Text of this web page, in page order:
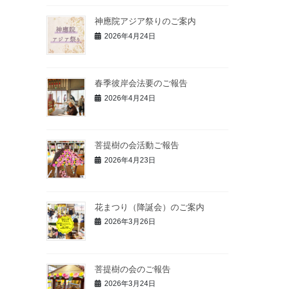
神應院アジア祭りのご案内
2026年4月24日
春季彼岸会法要のご報告
2026年4月24日
菩提樹の会活動ご報告
2026年4月23日
花まつり（降誕会）のご案内
2026年3月26日
菩提樹の会のご報告
2026年3月24日